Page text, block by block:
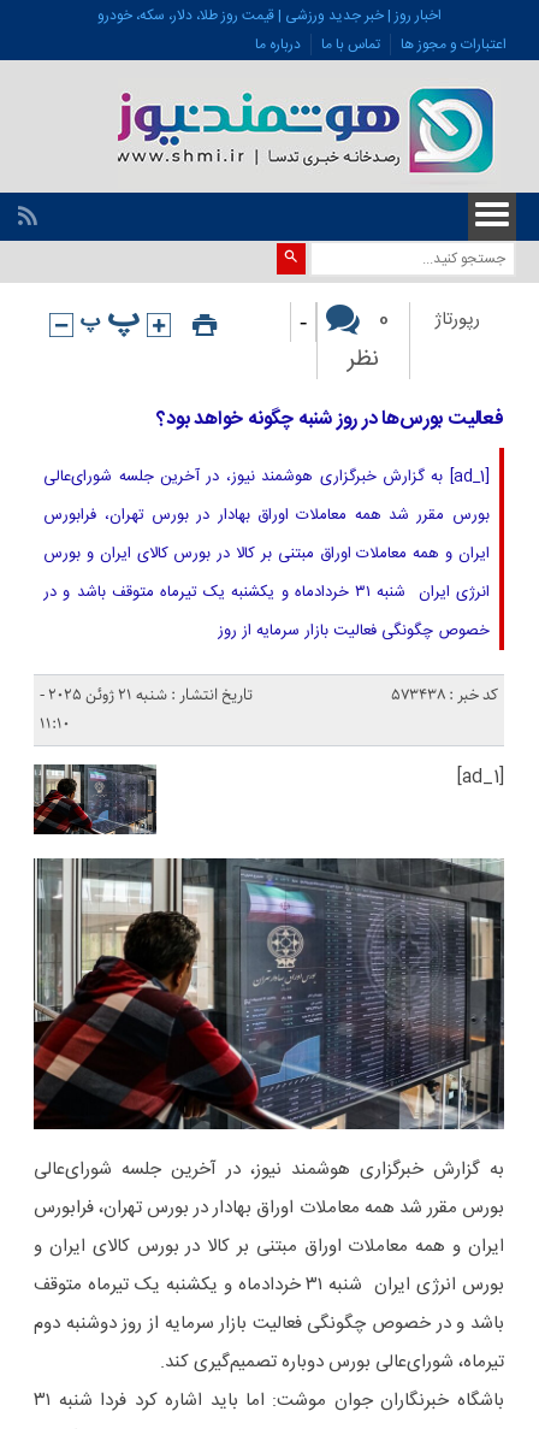
اخبار روز | خبر جدید ورزشی | قیمت روز طلا، دلار، سکه، خودرو
اعتبارات و مجوز ها
تماس با ما درباره ما
رپورتاژ
0
نظر
-
فعالیت بورس‌ها در روز شنبه چگونه خواهد بود؟
[ad_1] به گزارش خبرگزاری هوشمند نیوز، در آخرین جلسه شورای‌عالی
بورس مقرر شد همه معاملات اوراق بهادار در بورس تهران، فرابورس
ایران و همه معاملات اوراق مبتنی بر کالا در بورس کالای ایران و بورس
انرژی ایران شنبه ۳۱ خردادماه و یکشنبه یک تیرماه متوقف باشد و در
خصوص چگونگی فعالیت بازار سرمایه از روز
کد خبر : 573438
تاریخ انتشار : شنبه 21 ژوئن 2025 -
11:10
[ad_1]
به گزارش خبرگزاری هوشمند نیوز، در آخرین جلسه شورای‌عالی
بورس مقرر شد همه معاملات اوراق بهادار در بورس تهران، فرابورس
ایران و همه معاملات اوراق مبتنی بر کالا در بورس کالای ایران و
بورس انرژی ایران شنبه ۳۱ خردادماه و یکشنبه یک تیرماه متوقف
باشد و در خصوص چگونگی فعالیت بازار سرمایه از روز دوشنبه دوم
تیرماه، شورای‌عالی بورس دوباره تصمیم‌گیری کند.
باشگاه خبرنگاران جوان موشت: اما باید اشاره کرد فردا شنبه ۳۱